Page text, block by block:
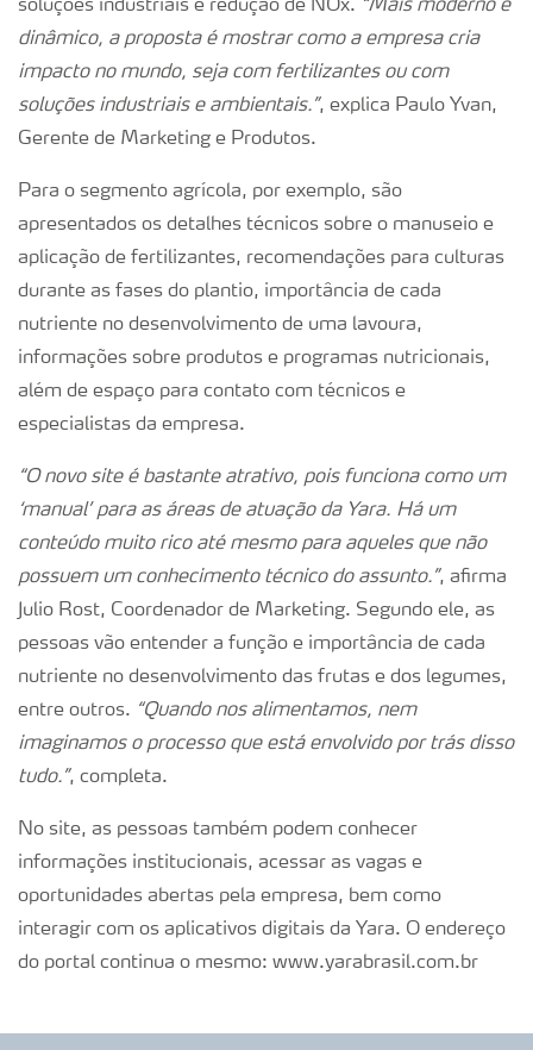
soluções industriais e redução de NOx. “Mais moderno e
dinâmico, a proposta é mostrar como a empresa cria
impacto no mundo, seja com fertilizantes ou com
soluções industriais e ambientais.”, explica Paulo Yvan,
Gerente de Marketing e Produtos.
Para o segmento agrícola, por exemplo, são
apresentados os detalhes técnicos sobre o manuseio e
aplicação de fertilizantes, recomendações para culturas
durante as fases do plantio, importância de cada
nutriente no desenvolvimento de uma lavoura,
informações sobre produtos e programas nutricionais,
além de espaço para contato com técnicos e
especialistas da empresa.
“O novo site é bastante atrativo, pois funciona como um
‘manual’ para as áreas de atuação da Yara. Há um
conteúdo muito rico até mesmo para aqueles que não
possuem um conhecimento técnico do assunto.”, afirma
Julio Rost, Coordenador de Marketing. Segundo ele, as
pessoas vão entender a função e importância de cada
nutriente no desenvolvimento das frutas e dos legumes,
entre outros. “Quando nos alimentamos, nem
imaginamos o processo que está envolvido por trás disso
tudo.”, completa.
No site, as pessoas também podem conhecer
informações institucionais, acessar as vagas e
oportunidades abertas pela empresa, bem como
interagir com os aplicativos digitais da Yara. O endereço
do portal continua o mesmo: www.yarabrasil.com.br